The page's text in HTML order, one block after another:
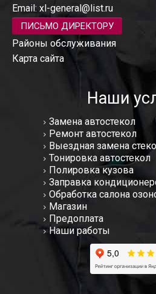
Email: xl-general@list.ru
ПИСЬМО ДИРЕКТОРУ
Районы обслуживания
Карта сайта
Наши
Замена автостекол
Ремонт автостекол
Выездная замена
Тонировка автостекол
Полировка кузова
Заправка
Обработка салона
Магазин
Предоплата
Наши работы